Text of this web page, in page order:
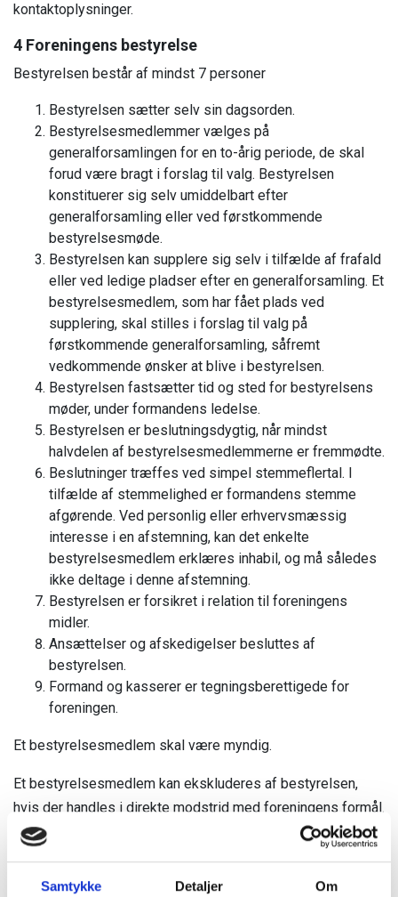
Samtykke Detaljer Om
kontaktoplysninger.
4 Foreningens bestyrelse
Bestyrelsen består af mindst 7 personer
Bestyrelsen sætter selv sin dagsorden.
Bestyrelsesmedlemmer vælges på
generalforsamlingen for en to-årig periode, de skal
forud være bragt i forslag til valg. Bestyrelsen
konstituerer sig selv umiddelbart efter
generalforsamling eller ved førstkommende
bestyrelsesmøde.
Bestyrelsen kan supplere sig selv i tilfælde af frafald
eller ved ledige pladser efter en generalforsamling. Et
bestyrelsesmedlem, som har fået plads ved
supplering, skal stilles i forslag til valg på
førstkommende generalforsamling, såfremt
vedkommende ønsker at blive i bestyrelsen.
Bestyrelsen fastsætter tid og sted for bestyrelsens
møder, under formandens ledelse.
Bestyrelsen er beslutningsdygtig, når mindst
halvdelen af bestyrelsesmedlemmerne er fremmødte.
Beslutninger træffes ved simpel stemmeflertal. I
tilfælde af stemmelighed er formandens stemme
afgørende. Ved personlig eller erhvervsmæssig
interesse i en afstemning, kan det enkelte
bestyrelsesmedlem erklæres inhabil, og må således
ikke deltage i denne afstemning.
Bestyrelsen er forsikret i relation til foreningens
midler.
Ansættelser og afskedigelser besluttes af
bestyrelsen.
Formand og kasserer er tegningsberettigede for
foreningen.
Et bestyrelsesmedlem skal være myndig.
Et bestyrelsesmedlem kan ekskluderes af bestyrelsen,
hvis der handles i direkte modstrid med foreningens formål.
2/3 af bestyrelsen skal stemme for, før ekskludering kan